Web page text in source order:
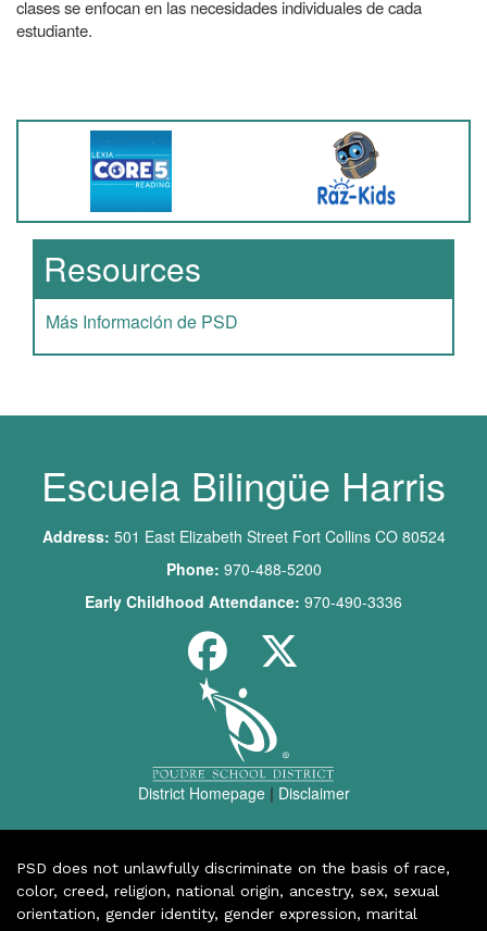
clases se enfocan en las necesidades individuales de cada
estudiante.
Resources
Más Información de PSD
Escuela Bilingüe Harris
Address: 501 East Elizabeth Street Fort Collins CO 80524
Phone: 970-488-5200
Early Childhood Attendance: 970-490-3336
District Homepage| Disclaimer
PSD does not unlawfully discriminate on the basis of race,
color, creed, religion, national origin, ancestry, sex, sexual
orientation, gender identity, gender expression, marital